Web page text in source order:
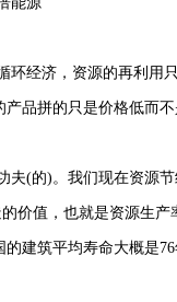
环经济，资源的再利用
品拼的只是价格低而
夫(的)。我们现在资源
价值，也就是资源生
建筑平均寿命大概是